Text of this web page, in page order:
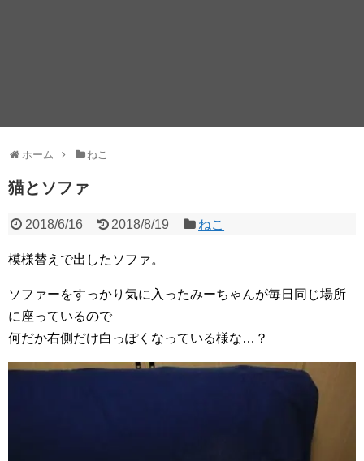
ホーム ねこ
猫とソファ
2018/6/16 2018/8/19 ねこ
模様替えで出したソファ。
ソファーをすっかり気に入ったみーちゃんが毎日同じ場所
に座っているので
何だか右側だけ白っぽくなっている様な…？